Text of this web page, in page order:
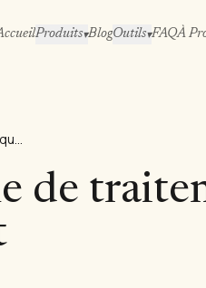
Produits▾BlogOutils▾FAQÀ
ISPM 15 : La norme de traitement thermique que tout
de